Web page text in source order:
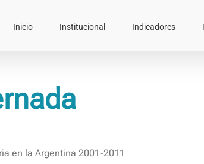
Inicio Institucional Indicadores
en la Argentina 2001-2011